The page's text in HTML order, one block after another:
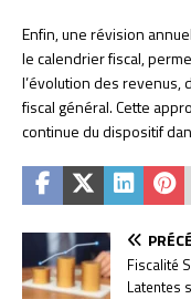
Enfin, une révision
le calendrier fiscal,
l’évolution des revenus,
fiscal général. Cette
continue du dispositif
Fiscalité
Latentes